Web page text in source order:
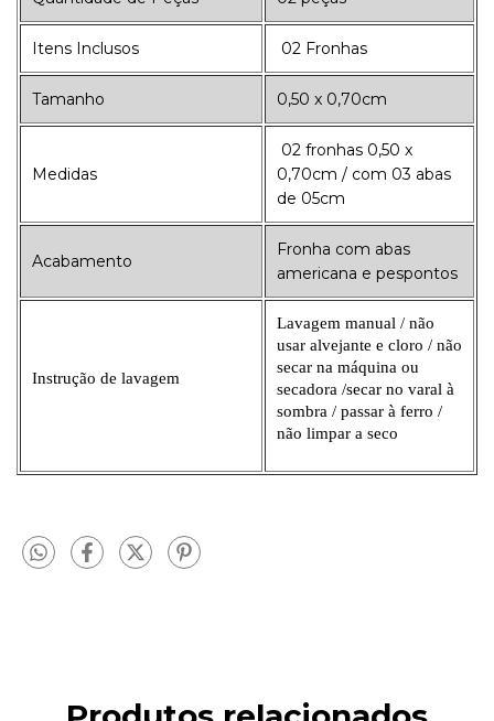
Itens Inclusos 02 Fronhas
Tamanho 0,50 x 0,70cm
Medidas
02 fronhas 0,50 x
0,70cm / com 03 abas
de 05cm
Acabamento
Fronha com abas
americana e pespontos
Instrução de lavagem
Lavagem manual / não
usar alvejante e cloro / não
secar na máquina ou
secadora /secar no varal à
sombra / passar à ferro /
não limpar a seco